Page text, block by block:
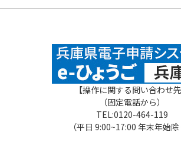
【操作に関する問い合わせ先
（固定電話から）
TEL:0120-464-119
（平日 9:00~17:00 年末年始除